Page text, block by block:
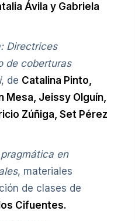
Ávila y Gabriela
Directrices
de coberturas
, de Catalina Pinto,
Mesa, Jeissy Olguín,
Zúñiga, Set Pérez
en
, materiales
de clases de
Cifuentes.